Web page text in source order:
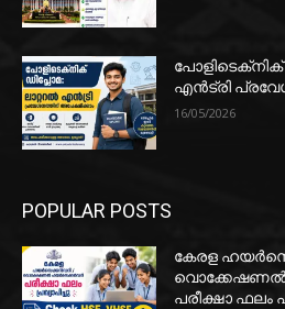
എൻട്രി
16/05/2026
POPULAR POSTS
കേരള
പരീക്ഷാ ഫലം